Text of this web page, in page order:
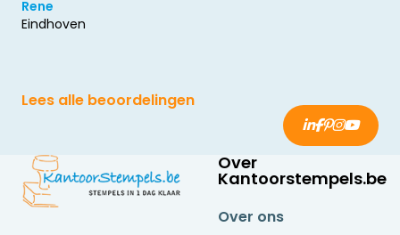
Rene
Eindhoven
Lees alle beoordelingen
Over
Kantoorstempels.be
Over ons